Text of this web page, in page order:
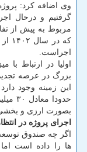
گرفتیم و درحال
مربوط به پیش از
که
اجراست.
اولیا در ارتباط
بزرگ در عرصه
بصورت ارزی و
اجرای پروژه در
ها را داده است